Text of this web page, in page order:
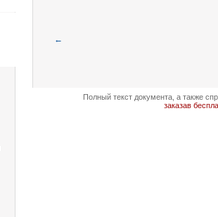
←
Полный текст документа, а также
заказав